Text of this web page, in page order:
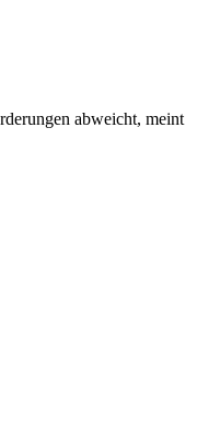
abweicht, meint